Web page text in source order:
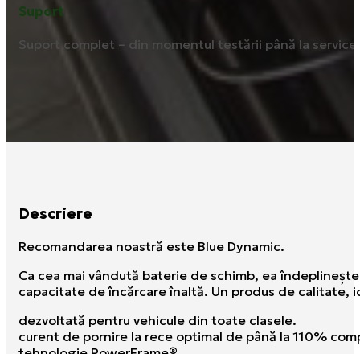
Suport
Suport complet – din momentul testării până la
Descriere
Recomandarea noastră este Blue Dynamic.
Ca cea mai vândută baterie de schimb, ea
capacitate de încărcare înaltă. Un produs de calitate,
dezvoltată pentru vehicule din toate clasele.
curent de pornire la rece optimal de până la 110%